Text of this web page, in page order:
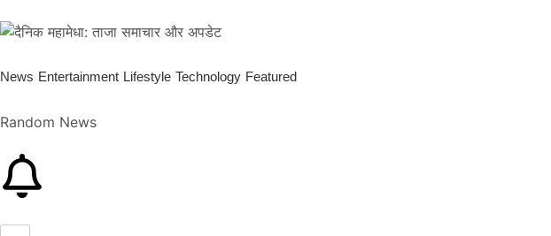
News Entertainment Lifestyle Technology Featured
Random News